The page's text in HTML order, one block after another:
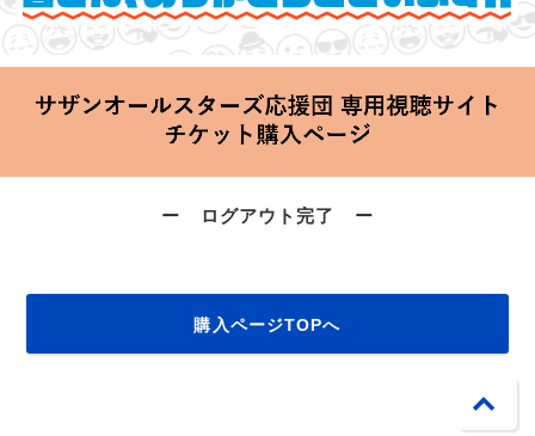
サザンオールスターズ 特別ライブ 2020
「Keep Smilin’～皆さん、ありがとうございます!!～」
2020.06.25 Thu 20:00 Start at 横浜アリーナ
ー ログアウト完了 ー
購入ページTOPへ